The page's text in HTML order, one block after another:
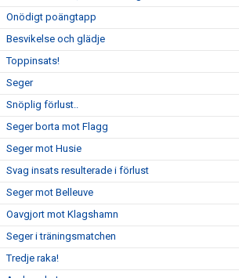
Onödigt poängtapp
Besvikelse och glädje
Toppinsats!
Seger
Snöplig förlust..
Seger borta mot Flagg
Seger mot Husie
Svag insats resulterade i förlust
Seger mot Belleuve
Oavgjort mot Klagshamn
Seger i träningsmatchen
Tredje raka!